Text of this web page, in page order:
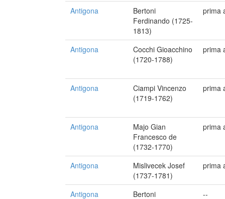
Antigona
Bertoni
Ferdinando (1725-
1813)
prima
Antigona
Cocchi Gioacchino
(1720-1788)
prima
Antigona
Ciampi Vincenzo
(1719-1762)
prima
Antigona
Majo Gian
Francesco de
(1732-1770)
prima
Antigona
Mislivecek Josef
(1737-1781)
prima
Antigona
Bertoni
--